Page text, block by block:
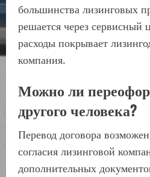
большинства лизинговых
решается через сервисный
расходы покрывает
компания.
Можно ли
другого человека?
Перевод договора
согласия лизинговой
дополнительных